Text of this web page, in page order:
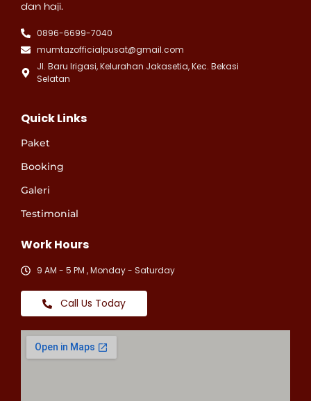
dan haji.
0896-6699-7040
mumtazofficialpusat@gmail.com
Jl. Baru Irigasi, Kelurahan Jakasetia, Kec. Bekasi
Selatan
Quick Links
Paket
Booking
Galeri
Testimonial
Work Hours
9 AM - 5 PM , Monday - Saturday
Call Us Today